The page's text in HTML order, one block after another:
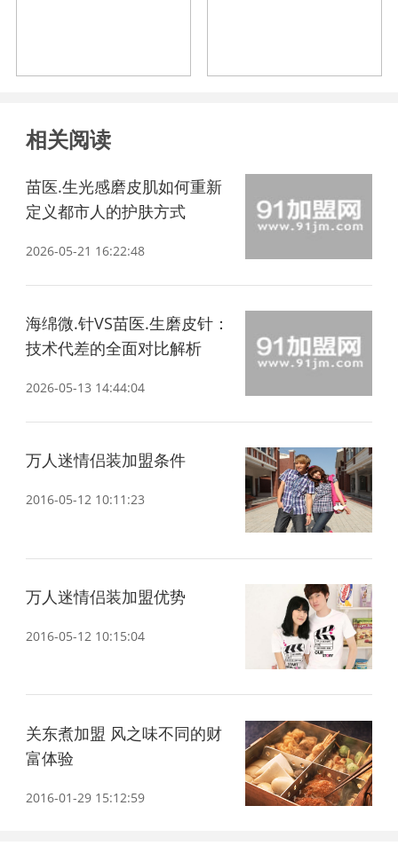
相关阅读
苗医.生光感磨皮肌如何重新
定义都市人的护肤方式
2026-05-21 16:22:48
海绵微.针VS苗医.生磨皮针：
技术代差的全面对比解析
2026-05-13 14:44:04
万人迷情侣装加盟条件
2016-05-12 10:11:23
万人迷情侣装加盟优势
2016-05-12 10:15:04
关东煮加盟 风之味不同的财
富体验
2016-01-29 15:12:59